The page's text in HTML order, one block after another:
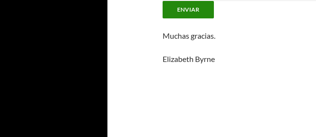
ENVIAR
Muchas gracias.
Elizabeth Byrne